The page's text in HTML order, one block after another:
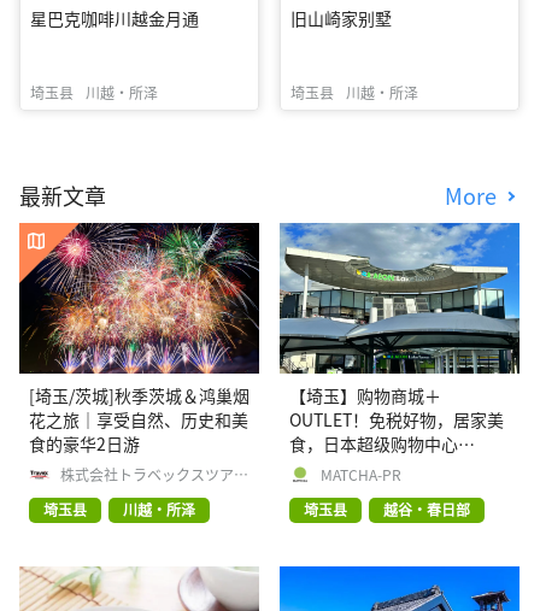
星巴克咖啡川越金月通
埼玉县 川越・所泽
旧山崎家别墅
埼玉县 川越・所泽
最新文章 More
[埼玉/茨城]秋季茨城＆鸿巢烟
花之旅｜享受自然、历史和美
食的豪华2日游
株式会社トラベックスツアー
ズ
埼玉县
川越・所泽
【埼玉】购物商城＋
OUTLET！免税好物，居家美
食，日本超级购物中心
【AEON Lake Town】欢迎您
MATCHA-PR
埼玉县
越谷・春日部